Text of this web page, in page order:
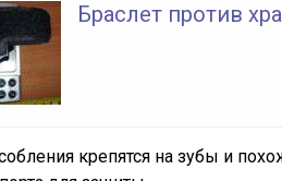
Браслет против
крепятся на зубы и